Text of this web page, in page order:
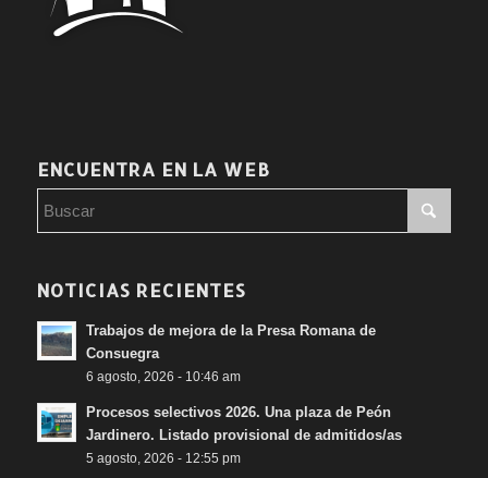
ENCUENTRA EN LA WEB
NOTICIAS RECIENTES
Trabajos de mejora de la Presa Romana de
Consuegra
6 agosto, 2026 - 10:46 am
Procesos selectivos 2026. Una plaza de Peón
Jardinero. Listado provisional de admitidos/as
5 agosto, 2026 - 12:55 pm